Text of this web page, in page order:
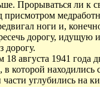
Прорываться ли к
ноги и,
дорогу, идущую
дорогу.
августа 1941 года
находились
углубились на